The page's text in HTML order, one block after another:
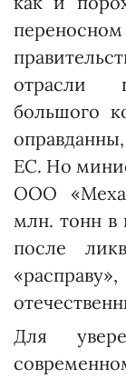
отрасли
большого
ЕС. Но
ООО
млн. тонн в
после
Для